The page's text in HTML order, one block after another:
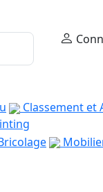
Classement et